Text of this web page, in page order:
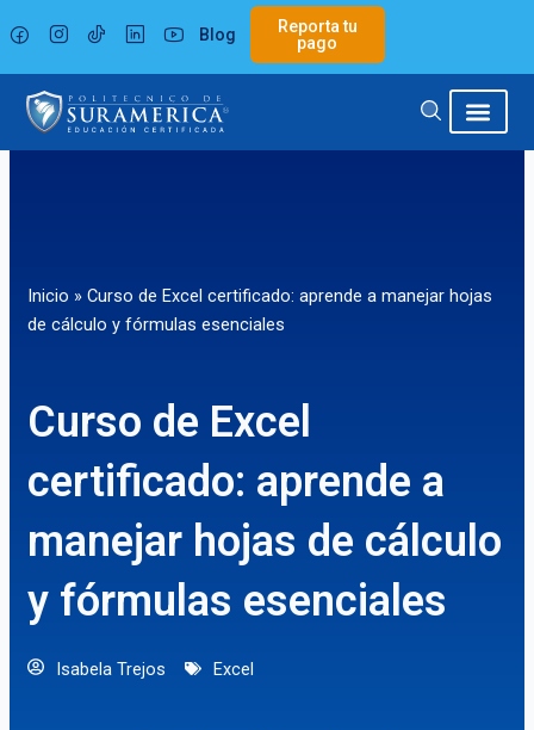
al
contenido
Blog
Reporta tu
pago
Inicio » Curso de Excel certificado: aprende a manejar hojas
de cálculo y fórmulas esenciales
Curso de Excel
certificado: aprende a
manejar hojas de cálculo
y fórmulas esenciales
Isabela Trejos Excel